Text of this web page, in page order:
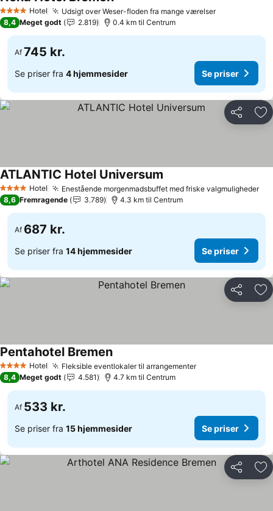
4 StjernerHotel Udsigt over Weser-floden fra mange værelser
8,4 Meget godt 2.819 0.4 km til Centrum
Af 745 kr.
Se priser fra 4 hjemmesider Se priser
Del
4 StjernerHotel Enestående morgenmadsbuffet med friske valgmuligheder
ATLANTIC Hotel Universum
8,6 Fremragende 3.789 4.3 km til Centrum
Af 687 kr.
Se priser fra 14 hjemmesider Se priser
Del
4 StjernerHotel Fleksible eventlokaler til arrangementer
Pentahotel Bremen
8,4 Meget godt 4.581 4.7 km til Centrum
Af 533 kr.
Se priser fra 15 hjemmesider Se priser
Del